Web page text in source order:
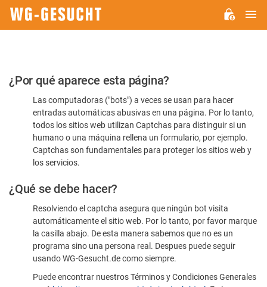
Por
favor,
confirme
humano
¿Por qué aparece esta página?
Las computadoras ("bots") a veces se usan para hacer
entradas automáticas abusivas en una página. Por lo tanto,
todos los sitios web utilizan Captchas para distinguir si un
humano o una máquina rellena un formulario, por ejemplo.
Captchas son fundamentales para proteger los sitios web y
los servicios.
¿Qué se debe hacer?
Resolviendo el captcha asegura que ningún bot visita
automáticamente el sitio web. Por lo tanto, por favor marque
la casilla abajo. De esta manera sabemos que no es un
programa sino una persona real. Despues puede seguir
usando WG-Gesucht.de como siempre.
Puede encontrar nuestros Términos y Condiciones Generales